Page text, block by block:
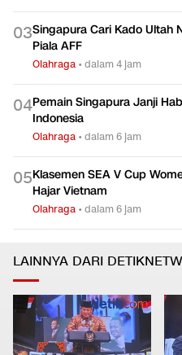
03Singapura Cari Kado Ultah
Piala AFF
Olahraga •dalam 4 jam
04Pemain Singapura Janji
Indonesia
Olahraga •dalam 6 jam
05Klasemen SEA V Cup
Hajar Vietnam
Olahraga •dalam 6 jam
LAINNYA DARI